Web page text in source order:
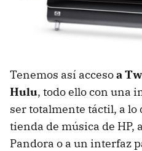
Tenemos así accesoa
Hulu, todo ello con una
ser totalmente táctil, a lo
tienda de música de HP,
Pandora o a un interfaz